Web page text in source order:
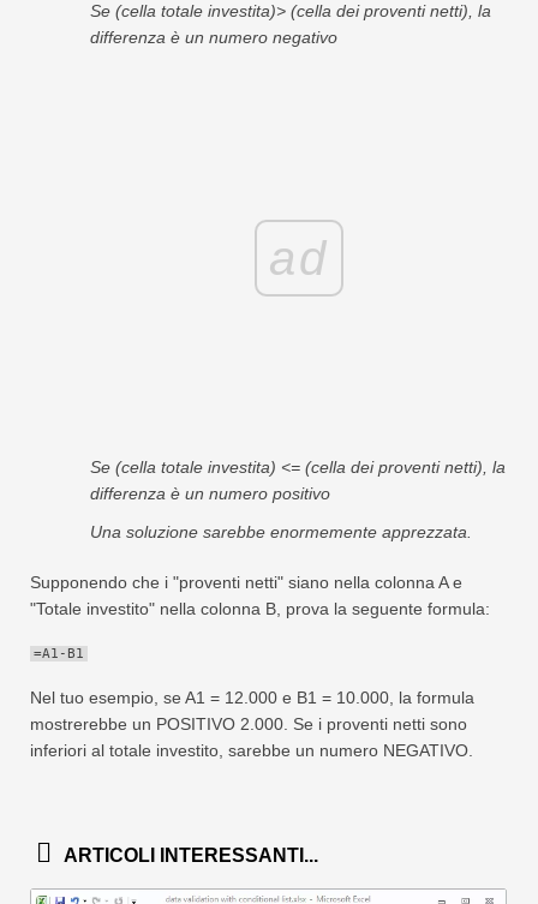
Se (cella totale investita)> (cella dei proventi netti), la
differenza è un numero negativo
ad
Se (cella totale investita) <= (cella dei proventi netti), la
differenza è un numero positivo
Una soluzione sarebbe enormemente apprezzata.
Supponendo che i "proventi netti" siano nella colonna A e
"Totale investito" nella colonna B, prova la seguente formula:
=A1-B1
Nel tuo esempio, se A1 = 12.000 e B1 = 10.000, la formula
mostrerebbe un POSITIVO 2.000. Se i proventi netti sono
inferiori al totale investito, sarebbe un numero NEGATIVO.
ARTICOLI INTERESSANTI...